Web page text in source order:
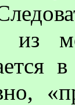
из